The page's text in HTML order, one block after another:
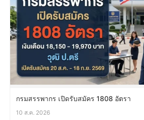
กรมสรรพากร เปิดรับสมัคร 1808 อัตรา
10 ส.ค. 2026